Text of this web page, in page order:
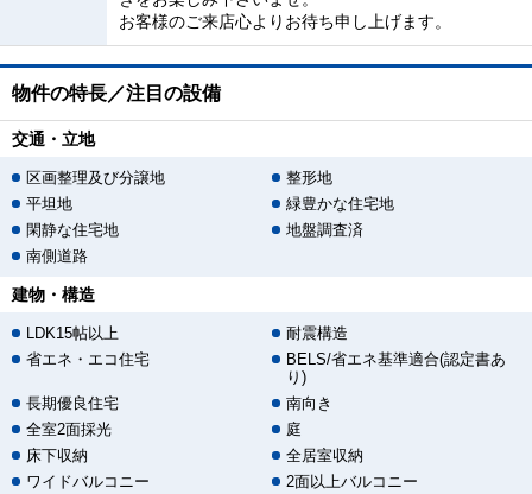
お客様のご来店心よりお待ち申し上げます。
物件の特長／注目の設備
交通・立地
区画整理及び分譲地
整形地
平坦地
緑豊かな住宅地
閑静な住宅地
地盤調査済
南側道路
建物・構造
LDK15帖以上
耐震構造
省エネ・エコ住宅
BELS/省エネ基準適合(認定書あ
り)
長期優良住宅
南向き
全室2面採光
庭
床下収納
全居室収納
ワイドバルコニー
2面以上バルコニー